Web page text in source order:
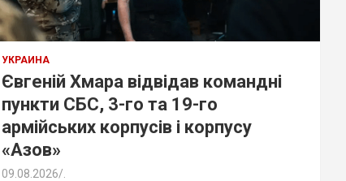
УКРАИНА
Євгеній Хмара відвідав командні
пункти СБС, 3-го та 19-го
армійських корпусів і корпусу
«Азов»
09.08.2026